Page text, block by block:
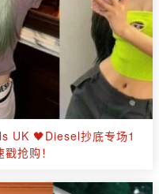
UK 🖤Diesel抄底专场1
抢购！